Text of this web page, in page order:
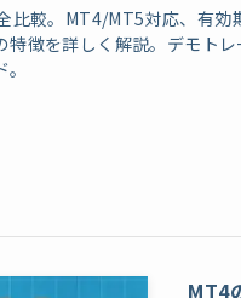
比較。MT4/MT5対応、有効
特徴を詳しく解説。デモト
MT4